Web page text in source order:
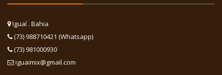
Iguaí . Bahia
(73) 988710421 (Whatsapp)
(73) 981000930
iguaimix@gmail.com